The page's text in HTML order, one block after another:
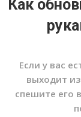
Как
Если у вас
выходит
спешите его